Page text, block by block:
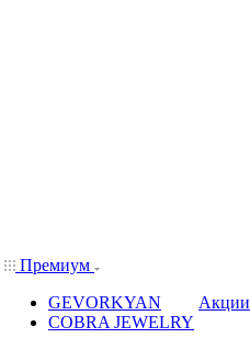
Премиум
GEVORKYAN
COBRA JEWELRY
Акции